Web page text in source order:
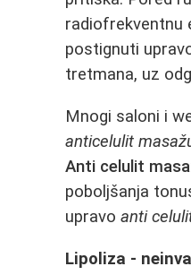
radiofrekventnu
postignuti
tretmana, uz
Mnogi saloni i
anticelulit
Anti celulit
poboljšanja
upravoanti
Lipoliza -